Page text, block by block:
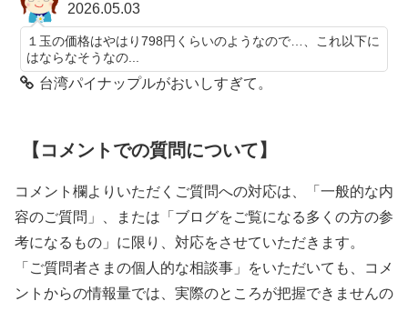
2026.05.03
１玉の価格はやはり798円くらいのようなので…、これ以下に
はならなそうなの...
台湾パイナップルがおいしすぎて。
【コメントでの質問について】
コメント欄よりいただくご質問への対応は、「一般的な内
容のご質問」、または「ブログをご覧になる多くの方の参
考になるもの」に限り、対応をさせていただきます。
「ご質問者さまの個人的な相談事」をいただいても、コメ
ントからの情報量では、実際のところが把握できませんの